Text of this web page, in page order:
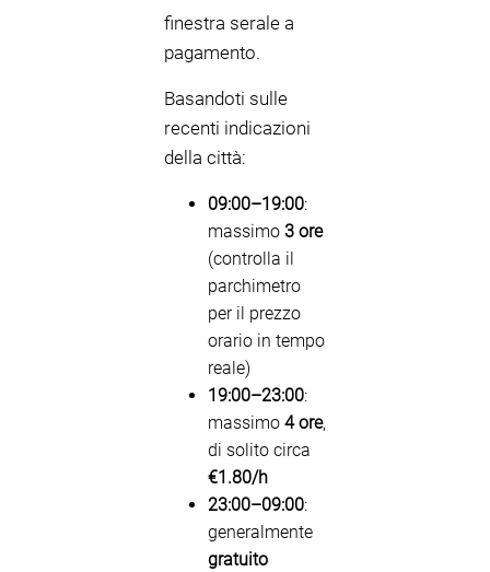
finestra serale a
pagamento.
Basandoti sulle
recenti indicazioni
della città:
09:00–19:00:
massimo 3 ore
(controlla il
parchimetro
per il prezzo
orario in tempo
reale)
19:00–23:00:
massimo 4 ore,
di solito circa
€1.80/h
23:00–09:00:
generalmente
gratuito